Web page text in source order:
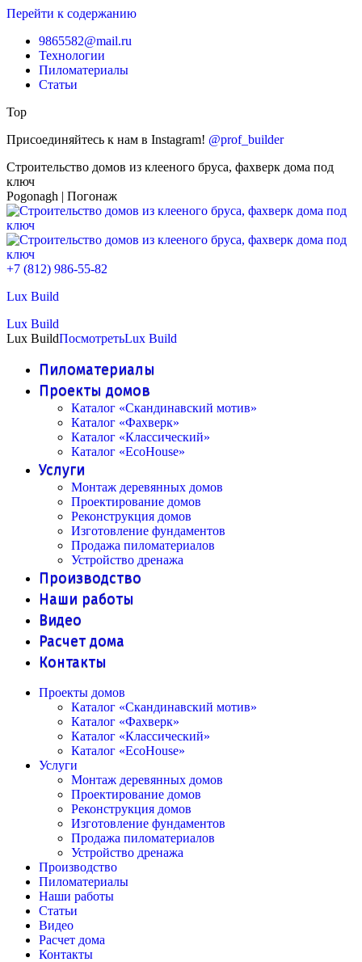
Перейти к содержанию
9865582@mail.ru
Технологии
Пиломатериалы
Статьи
Top
Присоединяйтесь к нам в Instagram! @prof_builder
Строительство домов из клееного бруса, фахверк дома под
ключ
Pogonagh | Погонаж
+7 (812) 986-55-82
Lux Build
Lux Build
Lux BuildПосмотретьLux Build
Пиломатериалы
Проекты домов
Каталог «Скандинавский мотив»
Каталог «Фахверк»
Каталог «Классический»
Каталог «EcoHouse»
Услуги
Монтаж деревянных домов
Проектирование домов
Реконструкция домов
Изготовление фундаментов
Продажа пиломатериалов
Устройство дренажа
Производство
Наши работы
Видео
Расчет дома
Контакты
Проекты домов
Каталог «Скандинавский мотив»
Каталог «Фахверк»
Каталог «Классический»
Каталог «EcoHouse»
Услуги
Монтаж деревянных домов
Проектирование домов
Реконструкция домов
Изготовление фундаментов
Продажа пиломатериалов
Устройство дренажа
Производство
Пиломатериалы
Наши работы
Статьи
Видео
Расчет дома
Контакты